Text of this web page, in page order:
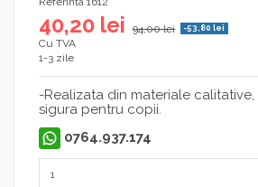
40,20 lei 94,00 lei -53,80 lei
Cu TVA
1-3 zile
-Realizata din materiale calitative,
sigura pentru copii.
0764.937.174